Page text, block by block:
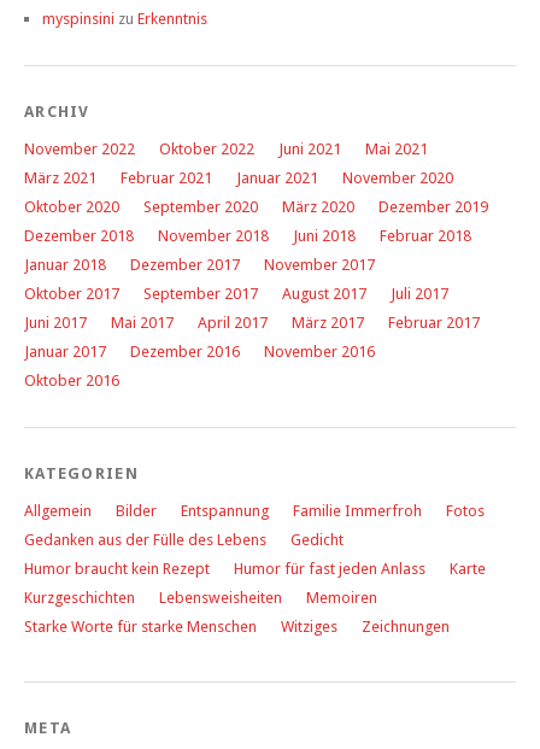
myspinsini zu Erkenntnis
ARCHIV
November 2022 Oktober 2022 Juni 2021
Mai 2021
März 2021
Februar 2021 Januar 2021
November 2020
Oktober 2020
September 2020 März 2020
Dezember 2019
Dezember 2018
November 2018 Juni 2018
Februar 2018
Januar 2018
Dezember 2017
November 2017
Oktober 2017
September 2017 August 2017
Juli 2017
Juni 2017
Mai 2017 April 2017 März 2017
Februar 2017
Januar 2017
Dezember 2016
November 2016
Oktober 2016
KATEGORIEN
Allgemein Bilder Entspannung Familie Immerfroh
Fotos
Gedanken aus der Fülle des Lebens
Gedicht
Humor braucht kein Rezept
Humor für fast jeden Anlass
Karte
Kurzgeschichten
Lebensweisheiten
Memoiren
Starke Worte für starke Menschen
Witziges Zeichnungen
META